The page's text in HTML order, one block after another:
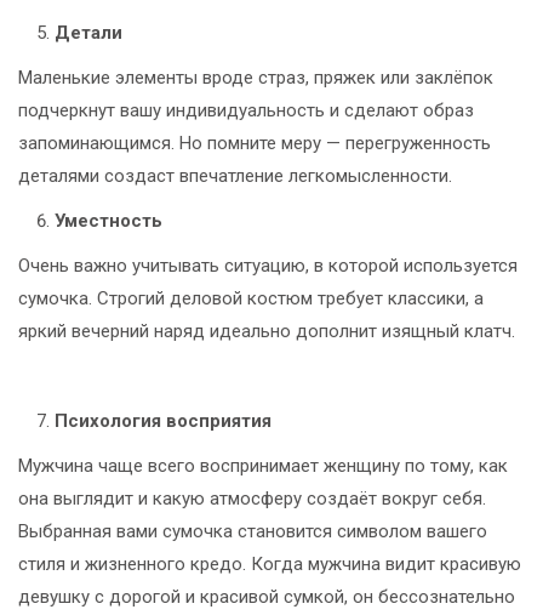
Детали
Маленькие элементы вроде страз, пряжек или заклёпок
подчеркнут вашу индивидуальность и сделают образ
запоминающимся. Но помните меру — перегруженность
деталями создаст впечатление легкомысленности.
Уместность
Очень важно учитывать ситуацию, в которой используется
сумочка. Строгий деловой костюм требует классики, а
яркий вечерний наряд идеально дополнит изящный клатч.
Психология восприятия
Мужчина чаще всего воспринимает женщину по тому, как
она выглядит и какую атмосферу создаёт вокруг себя.
Выбранная вами сумочка становится символом вашего
стиля и жизненного кредо. Когда мужчина видит красивую
девушку с дорогой и красивой сумкой, он бессознательно